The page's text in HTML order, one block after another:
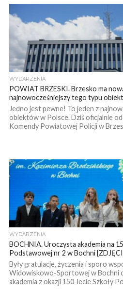
WYDARZENIA
POWIAT BRZESKI. Brzesko ma
najnowocześniejszy tego typu
Jedno jest pewne! To jeden z
obiektów w Polsce. Dziś oficjalnie
Komendy Powiatowej Policji w
WYDARZENIA
BOCHNIA. Uroczysta akademia na
Podstawowej nr 2 w Bochni
Były gratulacje, życzenia i sporo
Widowiskowo-Sportowej w Bochni
akademia z okazji 150-lecie Szkoły